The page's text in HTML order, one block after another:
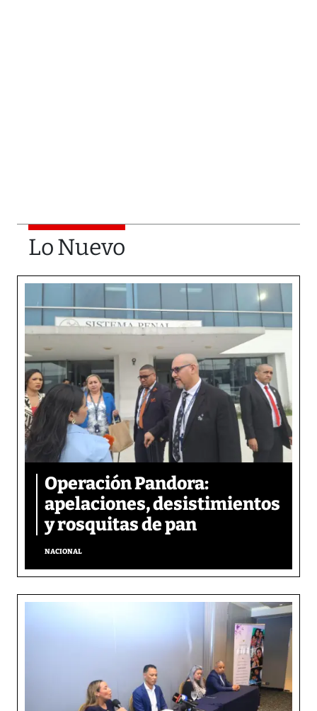
Lo Nuevo
Operación Pandora:
apelaciones, desistimientos
y rosquitas de pan
NACIONAL